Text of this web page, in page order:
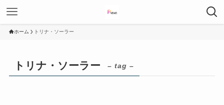
ホーム トリナ・ソーラー
トリナ・ソーラー – tag –